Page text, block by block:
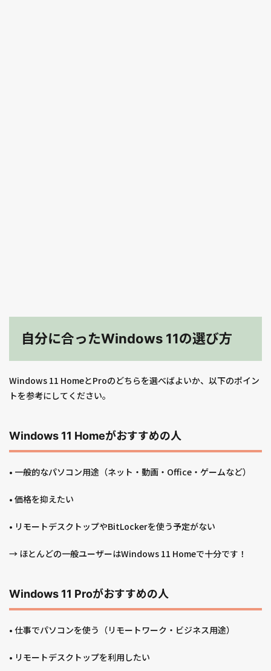
自分に合ったWindows 11の選び方
Windows 11 HomeとProのどちらを選べばよいか、以下のポイン
トを参考にしてください。
Windows 11 Homeがおすすめの人
• 一般的なパソコン用途（ネット・動画・Office・ゲームなど）
• 価格を抑えたい
• リモートデスクトップやBitLockerを使う予定がない
→ ほとんどの一般ユーザーはWindows 11 Homeで十分です！
Windows 11 Proがおすすめの人
• 仕事でパソコンを使う（リモートワーク・ビジネス用途）
• リモートデスクトップを利用したい